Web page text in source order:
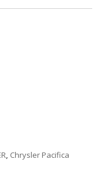
, Chrysler Pacifica